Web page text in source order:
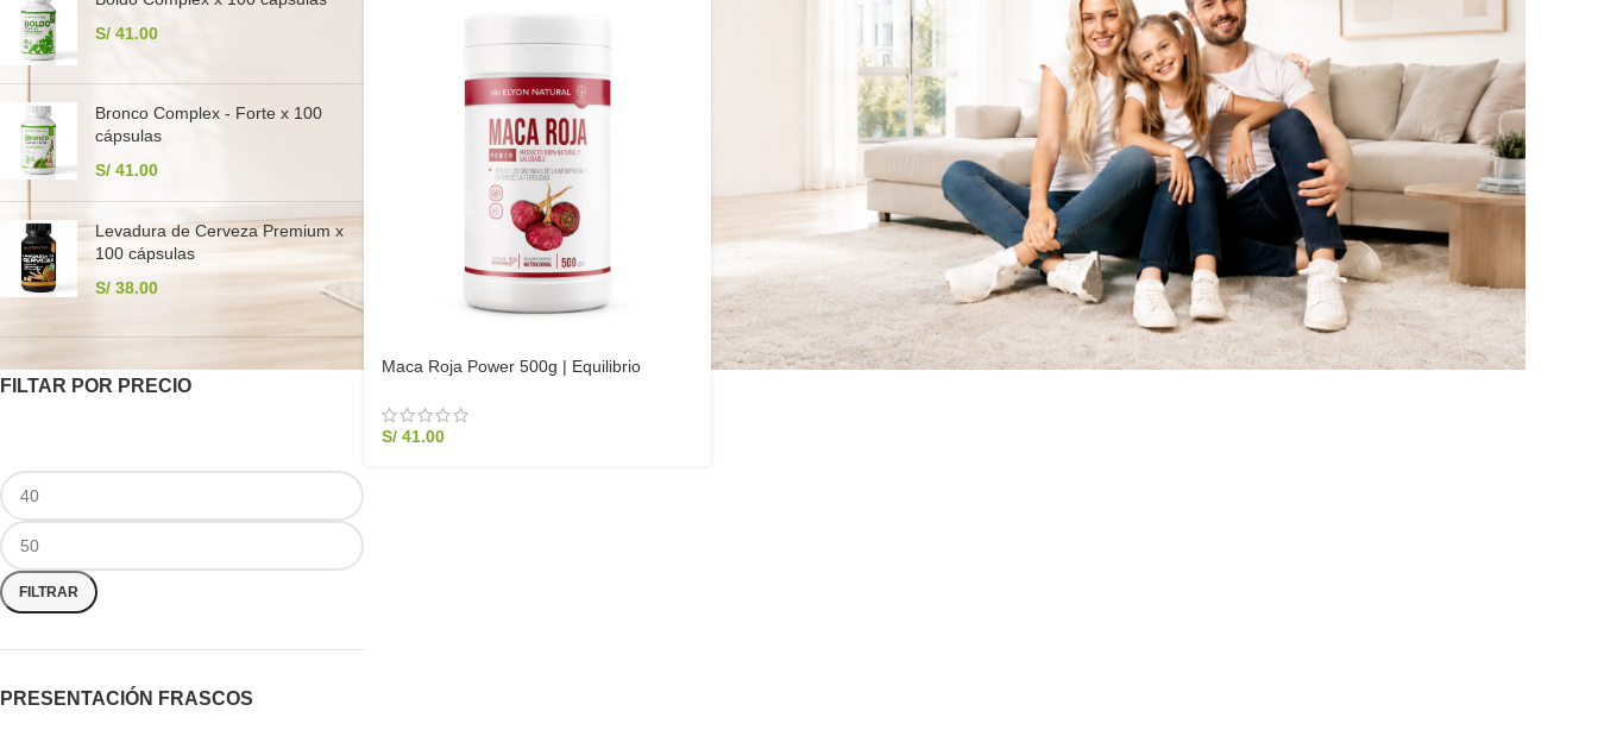
S/ 41.00
Bronco Complex - Forte x 100
cápsulas
S/ 41.00
Levadura de Cerveza Premium x
100 cápsulas
S/ 38.00
FILTAR POR PRECIO
FILTRAR
PRESENTACIÓN FRASCOS
Maca Roja Power 500g | Equilibrio
S/41.00